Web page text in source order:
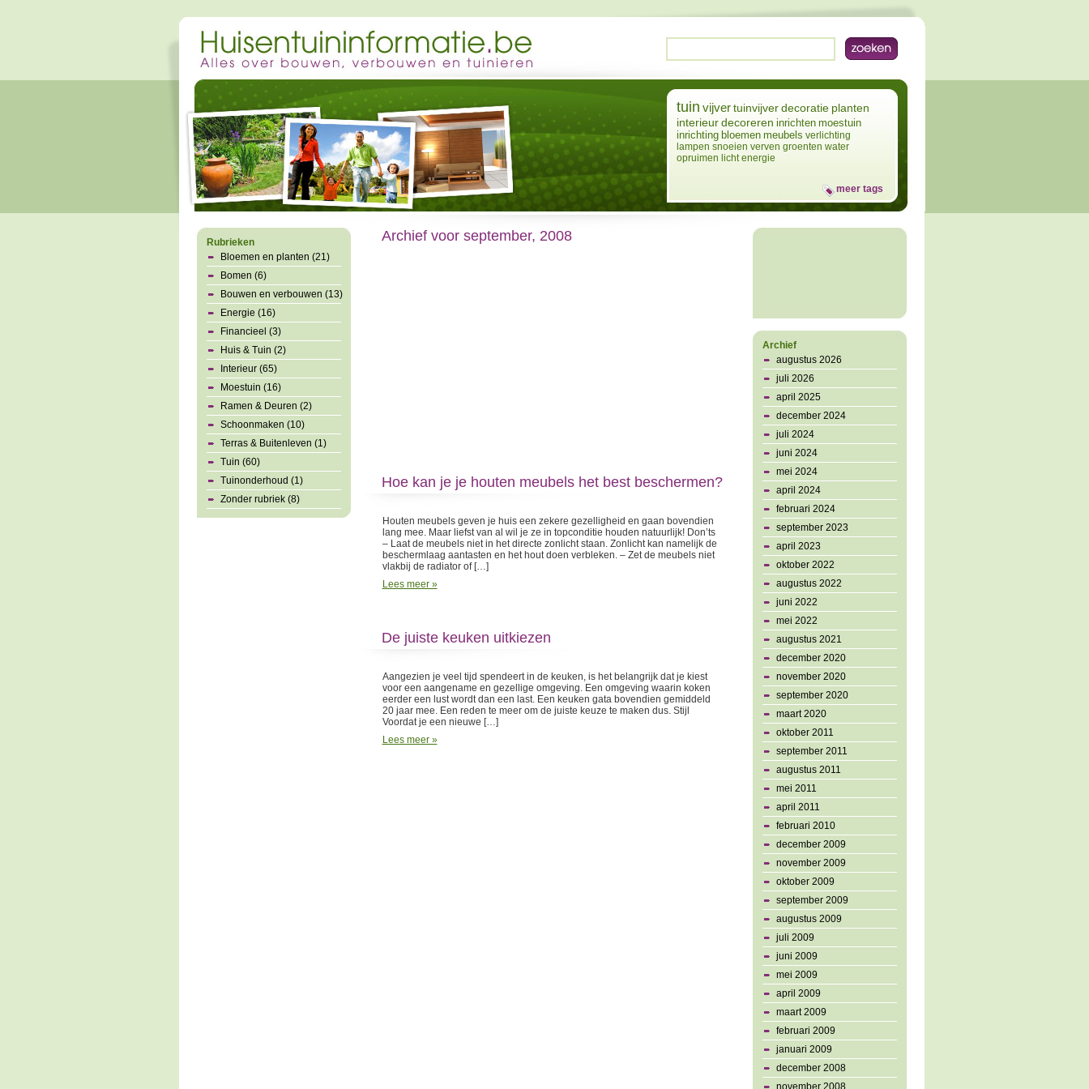
tuin vijver tuinvijver decoratie planten
interieur decoreren inrichten moestuin
inrichting bloemen meubels verlichting
lampen snoeien verven groenten water
opruimen licht energie
meer tags
Rubrieken
Bloemen en planten (21)
Bomen (6)
Bouwen en verbouwen (13)
Energie (16)
Financieel (3)
Huis & Tuin (2)
Interieur (65)
Moestuin (16)
Ramen & Deuren (2)
Schoonmaken (10)
Terras & Buitenleven (1)
Tuin (60)
Tuinonderhoud (1)
Zonder rubriek (8)
Archief voor september, 2008
Hoe kan je je houten meubels het best beschermen?
Houten meubels geven je huis een zekere gezelligheid en gaan bovendien
lang mee. Maar liefst van al wil je ze in topconditie houden natuurlijk! Don’ts
– Laat de meubels niet in het directe zonlicht staan. Zonlicht kan namelijk de
beschermlaag aantasten en het hout doen verbleken. – Zet de meubels niet
vlakbij de radiator of […]
Lees meer »
De juiste keuken uitkiezen
Aangezien je veel tijd spendeert in de keuken, is het belangrijk dat je kiest
voor een aangename en gezellige omgeving. Een omgeving waarin koken
eerder een lust wordt dan een last. Een keuken gata bovendien gemiddeld
20 jaar mee. Een reden te meer om de juiste keuze te maken dus. Stijl
Voordat je een nieuwe […]
Lees meer »
Archief
augustus 2026
juli 2026
april 2025
december 2024
juli 2024
juni 2024
mei 2024
april 2024
februari 2024
september 2023
april 2023
oktober 2022
augustus 2022
juni 2022
mei 2022
augustus 2021
december 2020
november 2020
september 2020
maart 2020
oktober 2011
september 2011
augustus 2011
mei 2011
april 2011
februari 2010
december 2009
november 2009
oktober 2009
september 2009
augustus 2009
juli 2009
juni 2009
mei 2009
april 2009
maart 2009
februari 2009
januari 2009
december 2008
november 2008